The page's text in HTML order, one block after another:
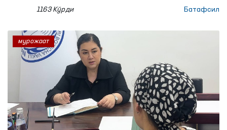
этиш колониясида мониторинг ташрифи
1163 Кўрди Батафсил
мурожаат